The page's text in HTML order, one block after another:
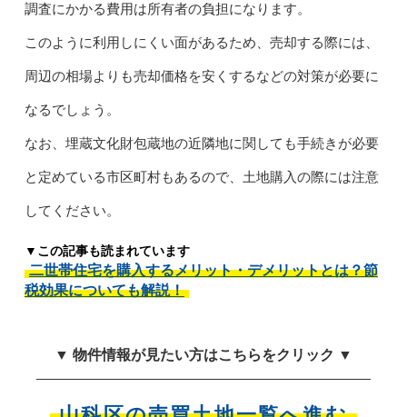
調査にかかる費用は所有者の負担になります。
このように利用しにくい面があるため、売却する際には、
周辺の相場よりも売却価格を安くするなどの対策が必要に
なるでしょう。
なお、埋蔵文化財包蔵地の近隣地に関しても手続きが必要
と定めている市区町村もあるので、土地購入の際には注意
してください。
▼この記事も読まれています
二世帯住宅を購入するメリット・デメリットとは？節
税効果についても解説！
▼ 物件情報が見たい方はこちらをクリック ▼